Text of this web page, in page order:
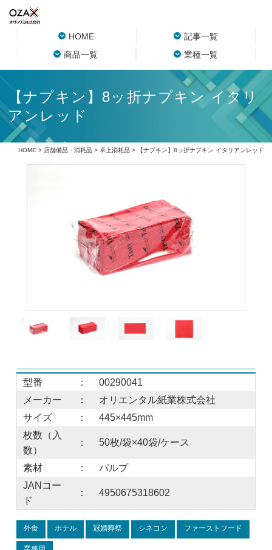
HOME
記事一覧
商品一覧
業種一覧
【ナプキン】8ッ折ナプキン イタリ
アンレッド
HOME > 店舗備品・消耗品> 卓上消耗品> 【ナプキン】8ッ折ナプキン イタリアンレッド
型番 ：
00290041
メーカー
：
オリエンタル紙業株式会社
サイズ
：
445×445mm
枚数（入
数）
： 50枚/袋×40袋/ケース
素材 ：
パルプ
JANコー
ド
： 4950675318602
外食 ホテル 冠婚葬祭 シネコン ファーストフード